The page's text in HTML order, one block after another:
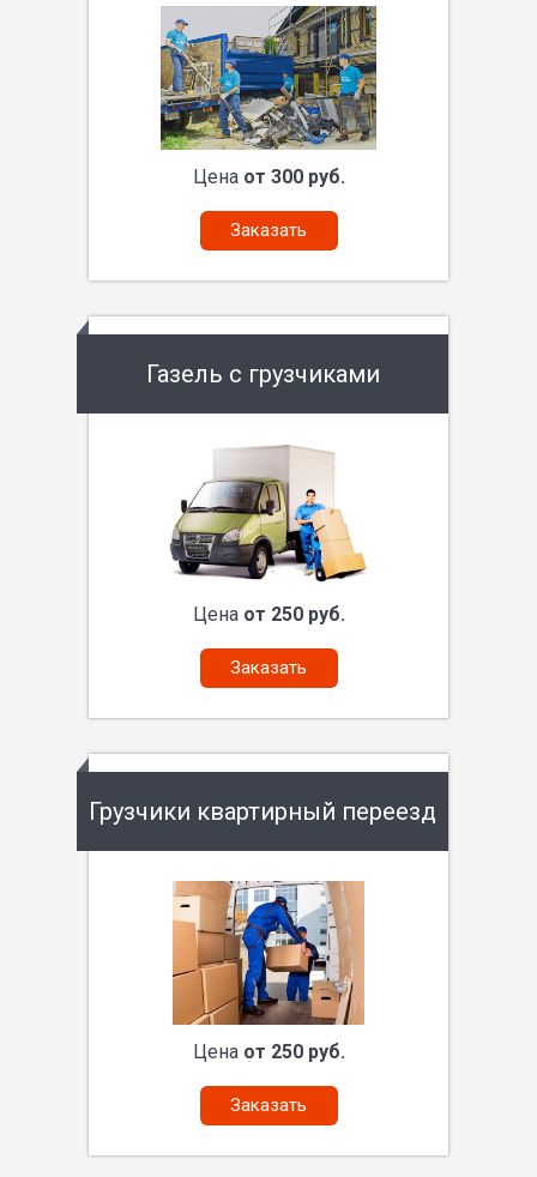
Цена от 300 руб.
Заказать
Газель с грузчиками
Цена от 250 руб.
Заказать
Грузчики квартирный переезд
Цена от 250 руб.
Заказать